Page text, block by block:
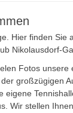
Hier finden Sie
Nikolausdorf-
Fotos unsere
großzügigen
eigene
Wir stellen